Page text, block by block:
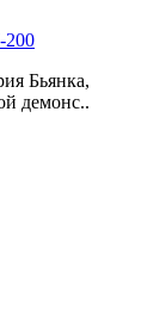
200
Бьянка,
демонс..